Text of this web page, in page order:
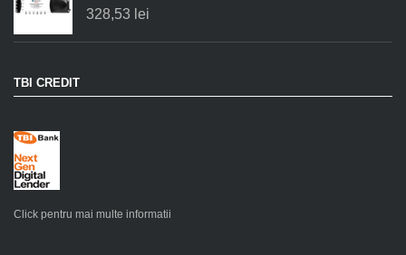
328,53 lei
TBI CREDIT
Click pentru mai multe informatii